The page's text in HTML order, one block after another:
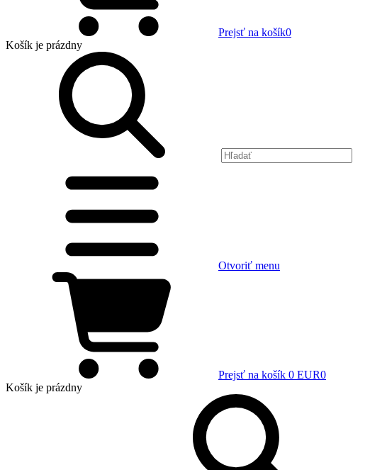
Prejsť na košík0
Košík je prázdny
Otvoriť menu
Prejsť na košík 0 EUR0
Košík je prázdny